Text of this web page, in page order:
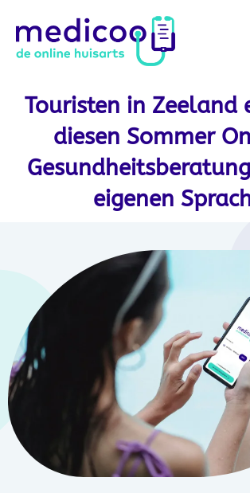
Touristen in Zeeland
diesen Sommer
eigenen